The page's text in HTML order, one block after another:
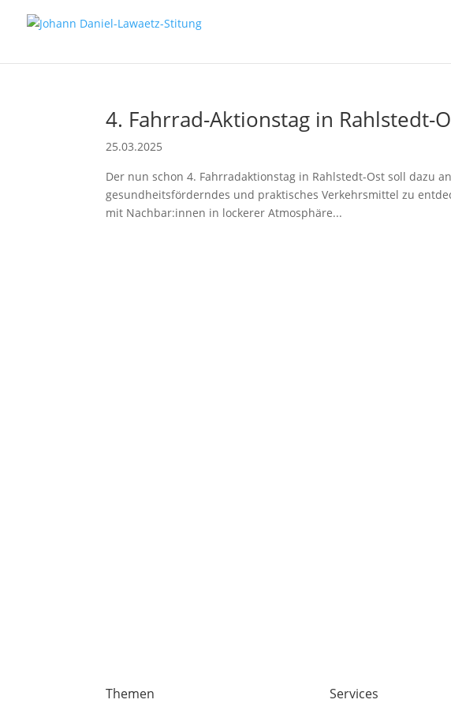
4. Fahrrad-Aktionstag in Rahlstedt-
25.03.2025
Der nun schon 4. Fahrradaktionstag in Rahlstedt-Ost soll dazu
gesundheitsförderndes und praktisches Verkehrsmittel zu
mit Nachbar:innen in lockerer Atmosphäre...
Themen Services